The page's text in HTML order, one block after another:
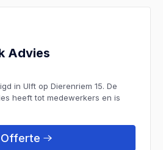
Advies
in Ulft op Dierenriem 15. De
heeft tot medewerkers en is
Offerte